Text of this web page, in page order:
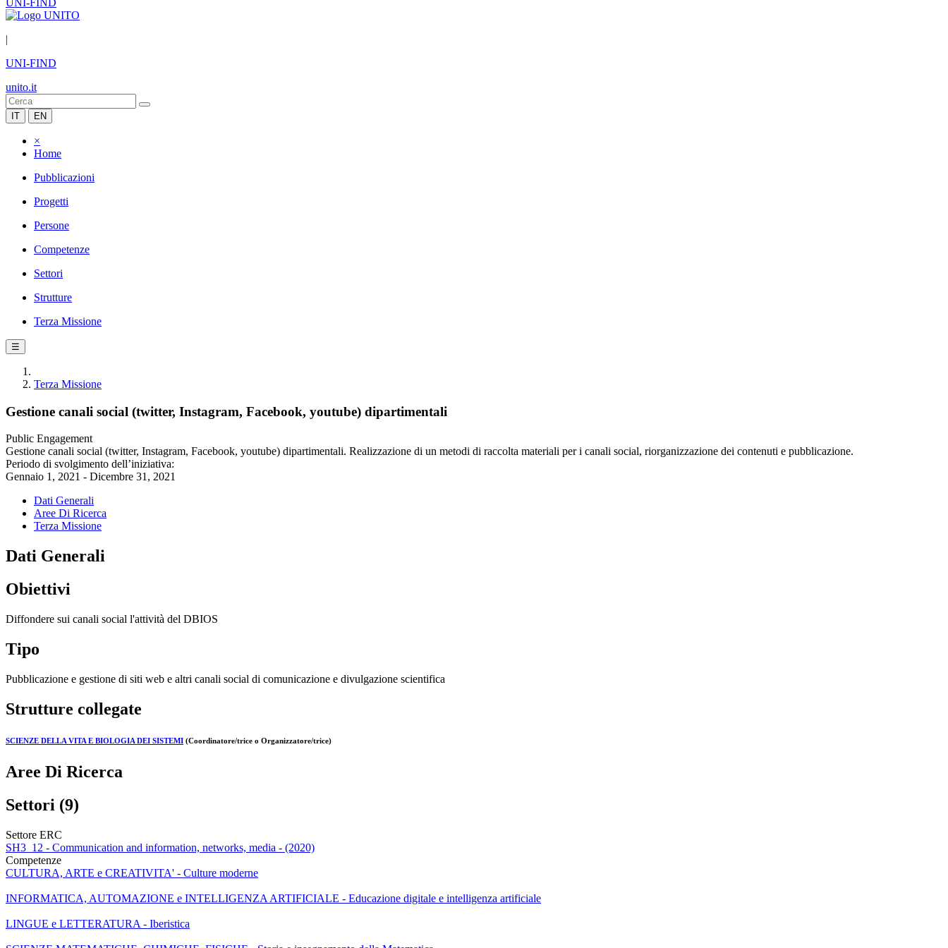
UNI-FIND
|
UNI-FIND
unito.it
IT EN
×
Home
Pubblicazioni
Progetti
Persone
Competenze
Settori
Strutture
Terza Missione
☰
Terza Missione
Gestione canali social (twitter, Instagram, Facebook, youtube) dipartimentali
Public Engagement
Gestione canali social (twitter, Instagram, Facebook, youtube) dipartimentali. Realizzazione di un metodi di raccolta materiali per i canali social, riorganizzazione dei contenuti e pubblicazione.
Periodo di svolgimento dell’iniziativa:
Gennaio 1, 2021 - Dicembre 31, 2021
Dati Generali
Aree Di Ricerca
Terza Missione
Dati Generali
Obiettivi
Diffondere sui canali social l'attività del DBIOS
Tipo
Pubblicazione e gestione di siti web e altri canali social di comunicazione e divulgazione scientifica
Strutture collegate
SCIENZE DELLA VITA E BIOLOGIA DEI SISTEMI (Coordinatore/trice o Organizzatore/trice)
Aree Di Ricerca
Settori (9)
Settore ERC
SH3_12 - Communication and information, networks, media - (2020)
Competenze
CULTURA, ARTE e CREATIVITA' - Culture moderne
INFORMATICA, AUTOMAZIONE e INTELLIGENZA ARTIFICIALE - Educazione digitale e intelligenza artificiale
LINGUE e LETTERATURA - Iberistica